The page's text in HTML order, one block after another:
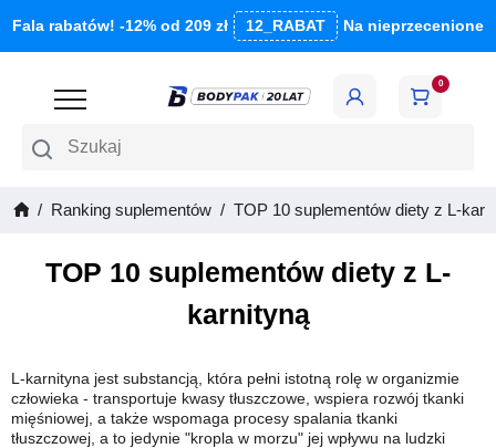
Fala rabatów! -12% od 209 zł 12_RABAT Na nieprzecenione
Szukaj
0
Ranking suplementów TOP 10 suplementów diety z L-
TOP 10 suplementów diety z L-
karnityną
L-karnityna jest substancją, która pełni istotną rolę w organizmie
człowieka - transportuje kwasy tłuszczowe, wspiera rozwój tkanki
mięśniowej, a także wspomaga procesy spalania tkanki
tłuszczowej, a to jedynie "kropla w morzu" jej wpływu na ludzki